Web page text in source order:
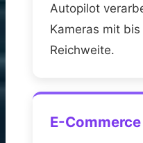
Autopilot
Kameras mit
Reichweite.
E-